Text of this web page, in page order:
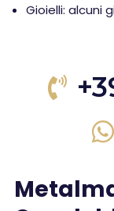
Gioielli: alcuni